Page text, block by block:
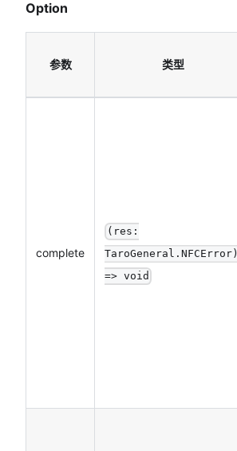
Option
参数 类型
complete
(res:
TaroGeneral.NFCError)
=> void